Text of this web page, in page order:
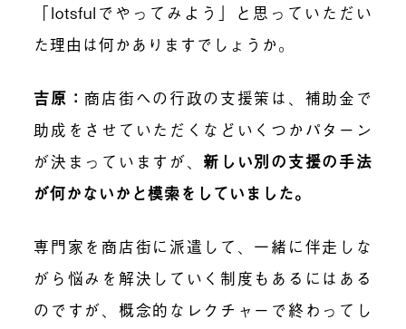
「lotsfulでやってみよう」と思っていただい
た理由は何かありますでしょうか。
吉原 ：商店街への行政の支援策は、補助金で
助成をさせていただくなどいくつかパターン
が決まっていますが、 新しい別の支援の手法
が何かないかと模索をしていました。
専門家を商店街に派遣して、一緒に伴走しな
がら悩みを解決していく制度もあるにはある
のですが、概念的なレクチャーで終わってし